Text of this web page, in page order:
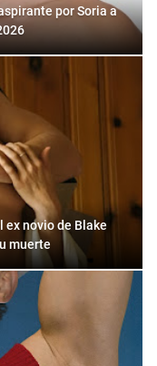
por Soria a
ex novio de Blake
muerte